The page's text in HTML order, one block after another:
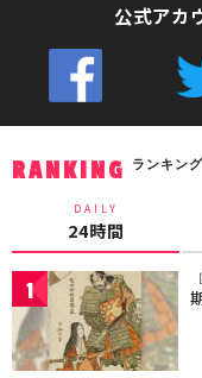
公式アカ
RANKING ランキング
DAILY
24時間
1